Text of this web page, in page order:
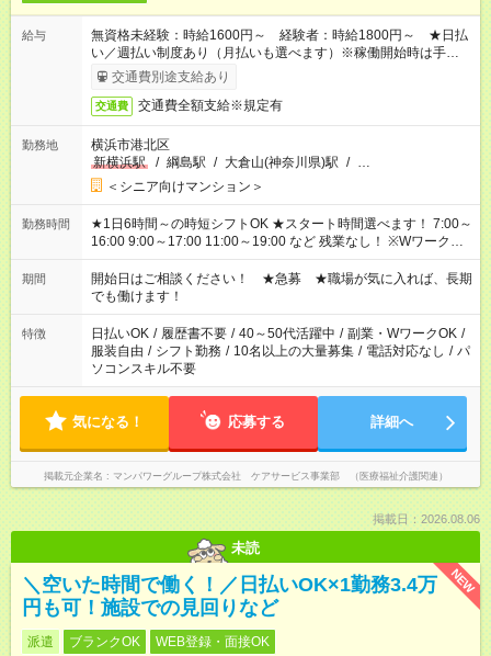
給与
無資格未経験：時給1600円～ 経験者：時給1800円～ ★日払
い／週払い制度あり（月払いも選べます）※稼働開始時は手続き
完了次第のお支払いとなります。
交通費別途支給あり
交通費 交通費全額支給※規定有
勤務地
横浜市港北区
新横浜駅
/ 綱島駅 / 大倉山(神奈川県)駅 / …
＜シニア向けマンション＞
勤務時間
★1日6時間～の時短シフトOK ★スタート時間選べます！ 7:00～
16:00 9:00～17:00 11:00～19:00 など 残業なし！ ※Wワークの
場合、他のお仕事と合わせ週40時間超の就業はご案内できませ
ん ※法令に基づき、週20時間以上勤務は社会保険への加入対象
となります ※労働者派遣法（日雇い派遣の原則禁止）により、
短時間・短期間の就業はご案内が難しい場合があります
期間
開始日はご相談ください！ ★急募 ★職場が気に入れば、長期
でも働けます！
特徴 日払いOK / 履歴書不要 / 40～50代活躍中 / 副業・WワークOK /
服装自由 / シフト勤務 / 10名以上の大量募集 / 電話対応なし / パ
ソコンスキル不要
気になる！ 応募する 詳細へ
掲載元企業名 マンパワーグループ株式会社 ケアサービス事業部 （医療福祉介護関連）
掲載日：2026.08.06
未読
NEW
＼空いた時間で働く！／日払いOK×1勤務3.4万
円も可！施設での見回りなど
派遣 ブランクOK WEB登録・面接OK